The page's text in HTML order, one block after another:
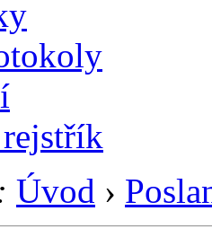
Úvod ›